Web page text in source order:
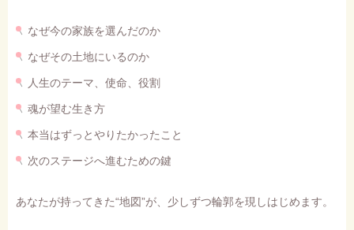
なぜ今の家族を選んだのか
なぜその土地にいるのか
人生のテーマ、使命、役割
魂が望む生き方
本当はずっとやりたかったこと
次のステージへ進むための鍵
あなたが持ってきた“地図”が、少しずつ輪郭を現しはじめます。